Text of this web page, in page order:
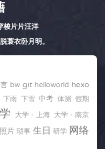
梭片片汪洋
蓑衣卧月明。
bw git helloworld hexo
下雨 下雪 中考 体测 假期
大学 - 上海 大学 - 南京
照片 琐事 生日 研学 网络